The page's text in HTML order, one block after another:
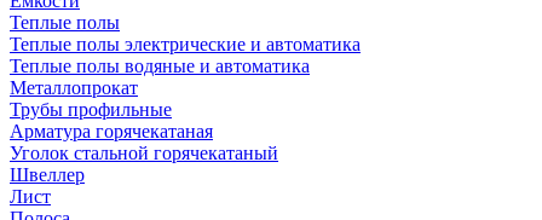
Теплые полы
Теплые полы электрические и автоматика
Теплые полы водяные и автоматика
Металлопрокат
Трубы профильные
Арматура горячекатаная
Уголок стальной горячекатаный
Швеллер
Лист